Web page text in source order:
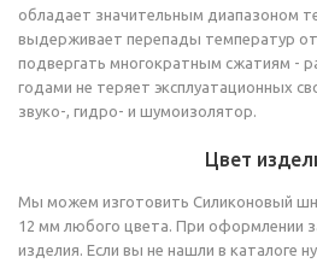
обладает значительным диапазоном
выдерживает перепады температур от
подвергать многократным сжатиям -
годами не теряет эксплуатационных
звуко-, гидро- и шумоизолятор.
Цвет
Мы можем изготовить Силиконовый
12 мм любого цвета. При оформлении
изделия. Если вы не нашли в каталоге